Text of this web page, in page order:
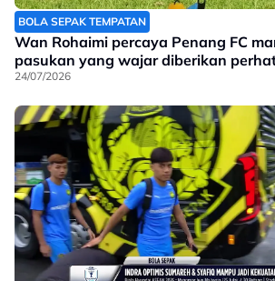
BOLA SEPAK TEMPATAN
Wan Rohaimi percaya Penang FC
pasukan yang wajar diberikan
24/07/2026